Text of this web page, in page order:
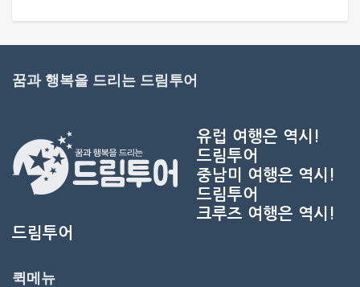
꿈과 행복을 드리는 드림투어
유럽 여행은 역시!
드림투어
중남미 여행은 역시!
드림투어
크루즈 여행은 역시!
드림투어
퀵메뉴